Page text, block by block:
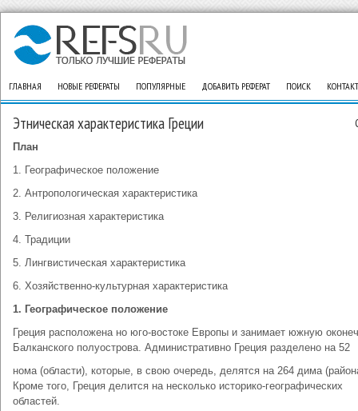
ГЛАВНАЯ НОВЫЕ РЕФЕРАТЫ ПОПУЛЯРНЫЕ ДОБАВИТЬ РЕФЕРАТ ПОИСК
Этническая характеристика Греции
План
1. Географическое положение
2. Антропологическая характеристика
3. Религиозная характеристика
4. Традиции
5. Лингвистическая характеристика
6. Хозяйственно-культурная характеристика
1. Географическое положение
Греция расположена но юго-востоке Европы и занимает южную
Балканского полуострова. Административно Греция разделено на 52
нома (области), которые, в свою очередь, делятся на 264 дима
Кроме того, Греция делится на несколько историко-географических
областей.